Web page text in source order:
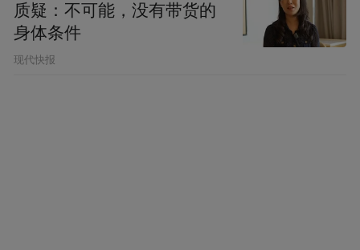
质疑：不可能，没有带货的
身体条件
现代快报